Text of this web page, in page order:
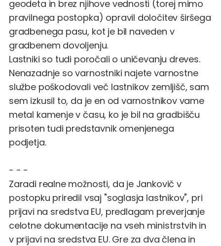
geodeta in brez njihove vednosti (torej mimo
pravilnega postopka) opravil določitev širšega
gradbenega pasu, kot je bil naveden v
gradbenem dovoljenju.
Lastniki so tudi poročali o uničevanju dreves.
Nenazadnje so varnostniki najete varnostne
službe poškodovali več lastnikov zemljišč, sam
sem izkusil to, da je en od varnostnikov vame
metal kamenje v času, ko je bil na gradbišču
prisoten tudi predstavnik omenjenega
podjetja.
- - -
Zaradi realne možnosti, da je Jankovič v
postopku priredil vsaj "soglasja lastnikov", pri
prijavi na sredstva EU, predlagam preverjanje
celotne dokumentacije na vseh ministrstvih in
v prijavi na sredstva EU. Gre za dva člena in